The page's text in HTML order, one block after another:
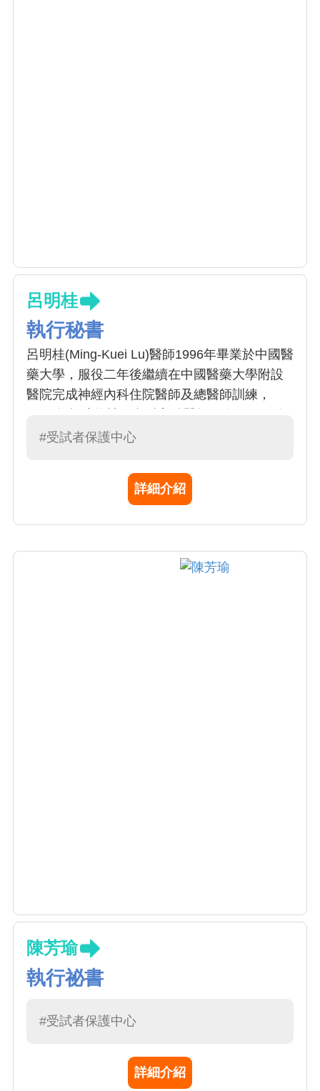
呂明桂
執行秘書
呂明桂(Ming-Kuei Lu)醫師1996年畢業於中國醫
藥大學，服役二年後繼續在中國醫藥大學附設
醫院完成神經內科住院醫師及總醫師訓練，
至2010年期間曾至德國法蘭克福大學攻讀博士
究所。 專長領域：臨床神經生理學及動作障礙
疾病。發表之文章多半與動作準備電位以及磁
#受試者保護中心
詳細介紹
陳芳瑜
執行祕書
#受試者保護中心
詳細介紹